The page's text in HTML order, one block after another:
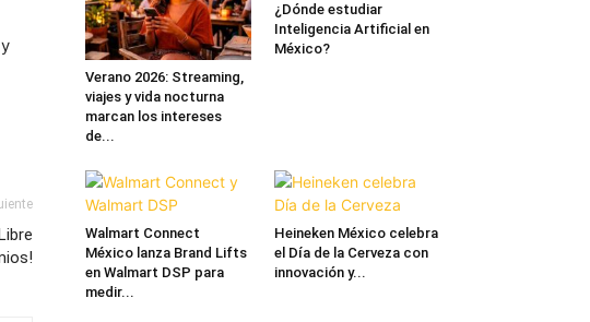
Verano 2026: Streaming,
viajes y vida nocturna
marcan los intereses
de...
¿Dónde estudiar
Inteligencia Artificial en
México?
Walmart Connect
México lanza Brand Lifts
en Walmart DSP para
medir...
Heineken México celebra
el Día de la Cerveza con
innovación y...